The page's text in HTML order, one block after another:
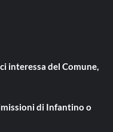
interessa del Comune,
di Infantino o